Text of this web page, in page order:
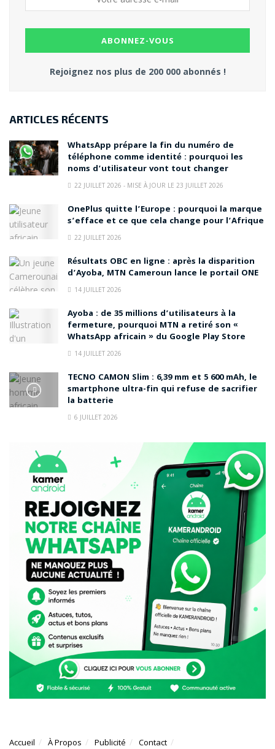
Rejoignez nos plus de 200 000 abonnés !
ARTICLES RÉCENTS
WhatsApp prépare la fin du numéro de
téléphone comme identité : pourquoi les
noms d’utilisateur vont tout changer
22 JUILLET 2026 - MISE À JOUR LE 23 JUILLET 2026
OnePlus quitte l’Europe : pourquoi la marque
s’efface et ce que cela change pour l’Afrique
22 JUILLET 2026
Résultats OBC en ligne : après la disparition
d’Ayoba, MTN Cameroun lance le portail ONE
14 JUILLET 2026
Ayoba : de 35 millions d’utilisateurs à la
fermeture, pourquoi MTN a retiré son «
WhatsApp africain » du Google Play Store
14 JUILLET 2026
TECNO CAMON Slim : 6,39 mm et 5 600 mAh, le
smartphone ultra-fin qui refuse de sacrifier
la batterie
6 JUILLET 2026
Accueil À Propos Publicité Contact